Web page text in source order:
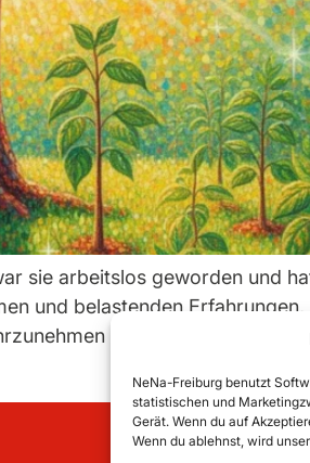
NeNa-Freiburg benutzt
statistischen und
Gerät. Wenn du auf
Wenn du ablehnst, wird
sie arbeitslos geworden und
und belastenden
und ernst […]